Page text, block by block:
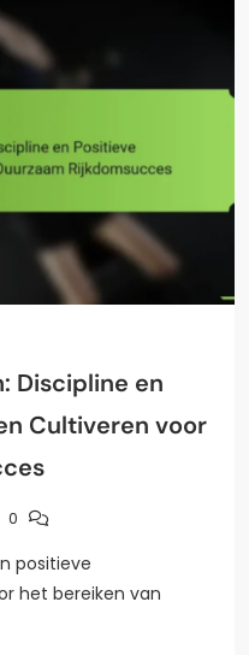
Discipline en
Cultiveren voor
0
positieve
het bereiken van